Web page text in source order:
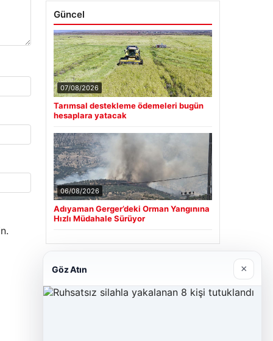
Güncel
07/08/2026
Tarımsal destekleme ödemeleri bugün
hesaplara yatacak
06/08/2026
Adıyaman Gerger’deki Orman Yangınına
Hızlı Müdahale Sürüyor
Son Eklenen Firmalar
Cengiz Sigorta
Göz Atın ×